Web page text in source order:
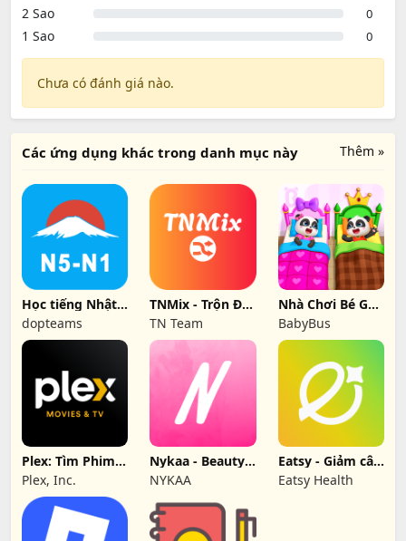
2 Sao 0
1 Sao 0
Chưa có đánh giá nào.
Thêm »
Các ứng dụng khác trong danh mục này
Học tiếng Nhật
N5 N1 - Mikun
dopteams
TNMix - Trộn Đề
Trắc Nghiệm
TN Team
Nhà Chơi Bé Gấu
Trúc | BabyBus
BabyBus
Plex: Tìm Phim
& Chương Trình
TV
Plex, Inc.
Nykaa - Beauty
Shopping App
NYKAA
Eatsy - Giảm cân
Healthy
Eatsy Health